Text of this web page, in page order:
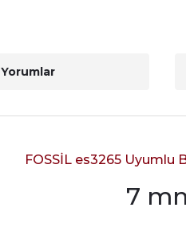
Yorumlar
FOSSİL es3265 Uyumlu
7